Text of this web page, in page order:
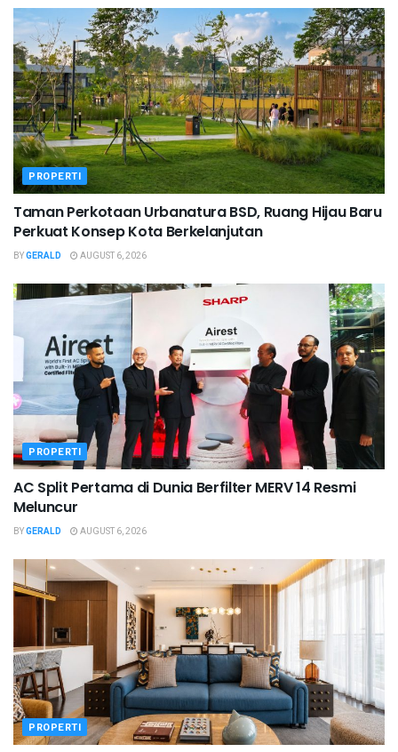
PROPERTI
Taman Perkotaan Urbanatura BSD, Ruang Hijau Baru
Perkuat Konsep Kota Berkelanjutan
BYGERALD AUGUST 6, 2026
PROPERTI
AC Split Pertama di Dunia Berfilter MERV 14 Resmi
Meluncur
BYGERALD AUGUST 6, 2026
PROPERTI